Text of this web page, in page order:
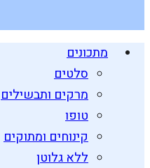
מתכונים
סלטים
מרקים ותבשילים
טופו
קינוחים ומתוקים
ללא גלוטן